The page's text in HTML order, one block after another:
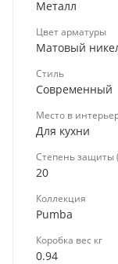
Металл
Цвет арматуры
Матовый
Стиль
Современный
Место в
Для кухни
Степень защиты
20
Коллекция
Pumba
Коробка вес кг
0.94